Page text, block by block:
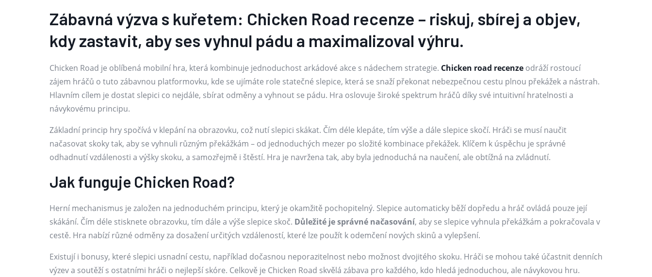
Zábavná výzva s kuřetem: Chicken Road recenze – riskuj, sbírej a objev,
kdy zastavit, aby ses vyhnul pádu a maximalizoval výhru.
Chicken Road je oblíbená mobilní hra, která kombinuje jednoduchost arkádové akce s nádechem strategie. Chicken road recenze odráží rostoucí
zájem hráčů o tuto zábavnou platformovku, kde se ujímáte role statečné slepice, která se snaží překonat nebezpečnou cestu plnou překážek a nástrah.
Hlavním cílem je dostat slepici co nejdále, sbírat odměny a vyhnout se pádu. Hra oslovuje široké spektrum hráčů díky své intuitivní hratelnosti a
návykovému principu.
Základní princip hry spočívá v klepání na obrazovku, což nutí slepici skákat. Čím déle klepáte, tím výše a dále slepice skočí. Hráči se musí naučit
načasovat skoky tak, aby se vyhnuli různým překážkám – od jednoduchých mezer po složité kombinace překážek. Klíčem k úspěchu je správné
odhadnutí vzdálenosti a výšky skoku, a samozřejmě i štěstí. Hra je navržena tak, aby byla jednoduchá na naučení, ale obtížná na zvládnutí.
Jak funguje Chicken Road?
Herní mechanismus je založen na jednoduchém principu, který je okamžitě pochopitelný. Slepice automaticky běží dopředu a hráč ovládá pouze její
skákání. Čím déle stisknete obrazovku, tím dále a výše slepice skoč. Důležité je správné načasování, aby se slepice vyhnula překážkám a pokračovala v
cestě. Hra nabízí různé odměny za dosažení určitých vzdáleností, které lze použít k odemčení nových skinů a vylepšení.
Existují i bonusy, které slepici usnadní cestu, například dočasnou neporazitelnost nebo možnost dvojitého skoku. Hráči se mohou také účastnit denních
výzev a soutěží s ostatními hráči o nejlepší skóre. Celkově je Chicken Road skvělá zábava pro každého, kdo hledá jednoduchou, ale návykovou hru.